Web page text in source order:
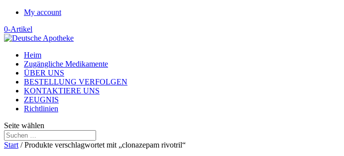
My account
0-Artikel
Heim
Zugängliche Medikamente
ÜBER UNS
BESTELLUNG VERFOLGEN
KONTAKTIERE UNS
ZEUGNIS
Richtlinien
Seite wählen
Start / Produkte verschlagwortet mit „clonazepam rivotril“